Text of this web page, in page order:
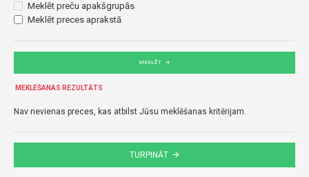
Meklēt preču apakšgrupās
Meklēt preces aprakstā
MEKLĒT
MEKLĒŠANAS REZULTĀTS
Nav nevienas preces, kas atbilst Jūsu meklēšanas kritērijam.
TURPINĀT